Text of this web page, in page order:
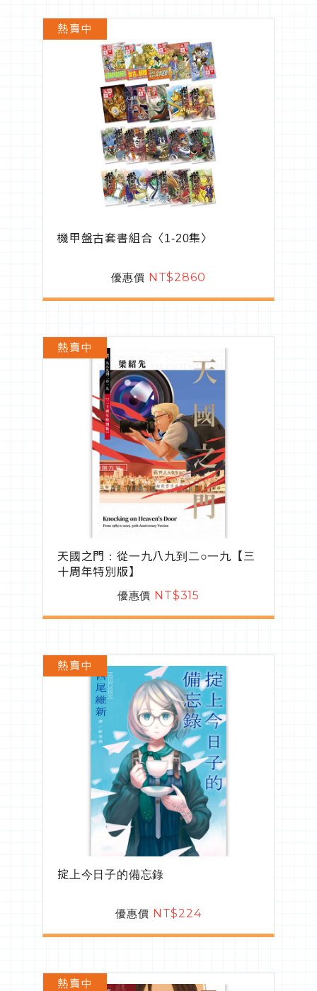
機甲盤古套書組合〈1-20集〉
優惠價 NT$2860
熱賣中
天國之門：從一九八九到二○一九【三
十周年特別版】
優惠價 NT$315
熱賣中
掟上今日子的備忘錄
優惠價 NT$224
熱賣中
熱賣中